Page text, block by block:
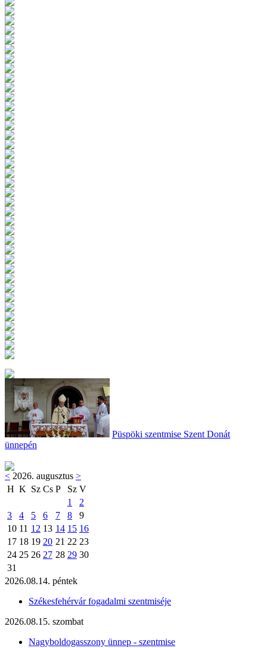
Püspöki szentmise Szent Donát
ünnepén
< 2026. augusztus >
H K Sz Cs P Sz V
1
2
3
4 5 6 7 8
9
10 11 12 13 14 15 16
17 18 19 20 21 22 23
24 25 26 27 28 29 30
31
2026.08.14. péntek
Székesfehérvár fogadalmi szentmiséje
2026.08.15. szombat
Nagyboldogasszony ünnep - szentmise